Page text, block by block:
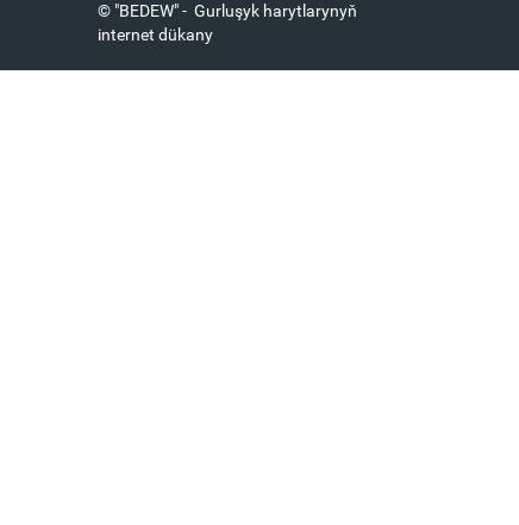
© "BEDEW" - Gurluşyk harytlarynyň
internet dükany